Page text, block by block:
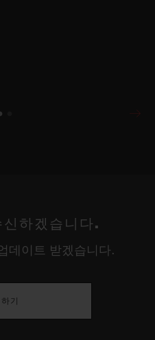
하겠습니다.
데이트 받겠습니다.
기